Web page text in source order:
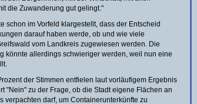
die Zuwanderung gut gelingt."
schon im Vorfeld klargestellt, dass der Entscheid
darauf haben werde, ob und wie viele
vom Landkreis zugewiesen werden. Die
könnte allerdings schwieriger werden, weil nun eine
der Stimmen entfielen laut vorläufigem Ergebnis
"Nein" zu der Frage, ob die Stadt eigene Flächen an
verpachten darf, um Containerunterkünfte zu